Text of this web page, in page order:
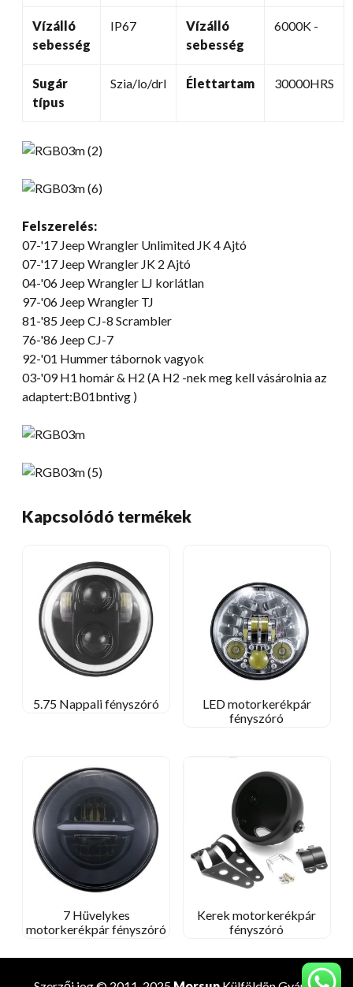
Vízálló
sebesség
IP67
Vízálló
sebesség
6000K -
Sugár
típus
Szia/lo/drl Élettartam 30000HRS
Felszerelés:
07-'17 Jeep Wrangler Unlimited JK4 Ajtó
07-'17 Jeep Wrangler JK 2 Ajtó
04-'06 Jeep Wrangler LJ korlátlan
97-'06 Jeep Wrangler TJ
81-'85 Jeep CJ-8 Scrambler
76-'86 Jeep CJ-7
92-'01 Hummer tábornok vagyok
03-'09 H1 homár & H2 (A H2 -nek meg kell vásárolnia az
adaptert:B01bntivg )
Kapcsolódó termékek
5.75 Nappali fényszóró
LED motorkerékpár
fényszóró
7 Hüvelykes
motorkerékpár fényszóró
Kerek motorkerékpár
fényszóró